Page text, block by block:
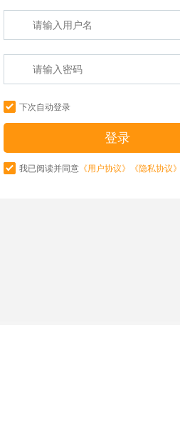
下次自动登录
我已阅读并同意 《用户协议》 《隐私协议》